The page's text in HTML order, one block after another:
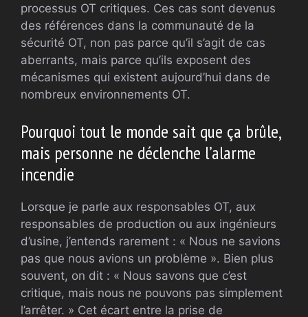
processus OT critiques. Ces cas sont devenus
des références dans la communauté de la
sécurité OT, non pas parce qu’il s’agit de cas
aberrants, mais parce qu’ils exposent des
mécanismes qui existent aujourd’hui dans de
nombreux environnements OT.
Pourquoi tout le monde sait que ça brûle,
mais personne ne déclenche l’alarme
incendie
Lorsque je parle aux responsables OT, aux
responsables de production ou aux ingénieurs
d’usine, j’entends rarement : « Nous ne savions
pas que nous avions un problème ». Bien plus
souvent, on dit : « Nous savons que c’est
critique, mais nous ne pouvons pas simplement
l’arrêter. » Cet écart entre la prise de